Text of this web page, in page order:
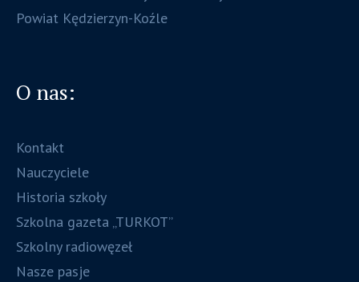
Powiat Kędzierzyn-Koźle
O nas:
Kontakt
Nauczyciele
Historia szkoły
Szkolna gazeta „TURKOT”
Szkolny radiowęzeł
Nasze pasje